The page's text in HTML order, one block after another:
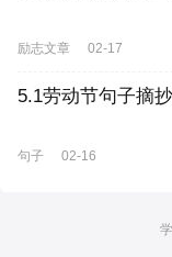
励志文章 02-17
5.1劳动节句子摘抄
句子 02-16